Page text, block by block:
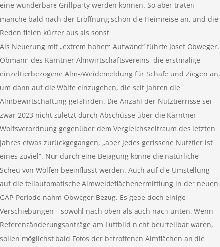
eine wunderbare Grillparty werden können. So aber traten
manche bald nach der Eröffnung schon die Heimreise an, und die
Reden fielen kürzer aus als sonst.
Als Neuerung mit „extrem hohem Aufwand“ führte Josef Obweger,
Obmann des Kärntner Almwirtschaftsvereins, die erstmalige
einzeltierbezogene Alm-/​Weidemeldung für Schafe und Ziegen an,
um dann auf die Wölfe einzugehen, die seit Jahren die
Almbewirtschaftung gefährden. Die Anzahl der Nutztierrisse sei
zwar 2023 nicht zuletzt durch Abschüsse über die Kärntner
Wolfsverordnung gegenüber dem Vergleichszeitraum des letzten
Jahres etwas zurückgegangen, „aber jedes gerissene Nutztier ist
eines zuviel“. Nur durch eine Bejagung könne die natürliche
Scheu von Wölfen beeinflusst werden. Auch auf die Umstellung
auf die teilautomatische Almweideflächenermittlung in der neuen
GAP-Periode nahm Obweger Bezug. Es gebe doch einige
Verschiebungen – sowohl nach oben als auch nach unten. Wenn
Referenzänderungsanträge am Luftbild nicht beurteilbar waren,
sollen möglichst bald Fotos der betroffenen Almflächen an die